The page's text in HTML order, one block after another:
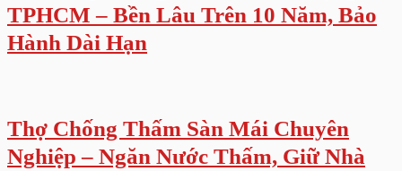
TPHCM – Bền Lâu Trên 10 Năm, Bảo
Hành Dài Hạn
Thợ Chống Thấm Sàn Mái Chuyên
Nghiệp – Ngăn Nước Thấm, Giữ Nhà